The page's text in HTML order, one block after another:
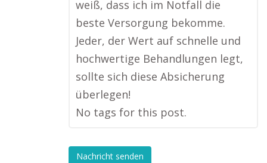
weiß, dass ich im Notfall die
beste Versorgung bekomme.
Jeder, der Wert auf schnelle und
hochwertige Behandlungen legt,
sollte sich diese Absicherung
überlegen!
No tags for this post.
Nachricht senden